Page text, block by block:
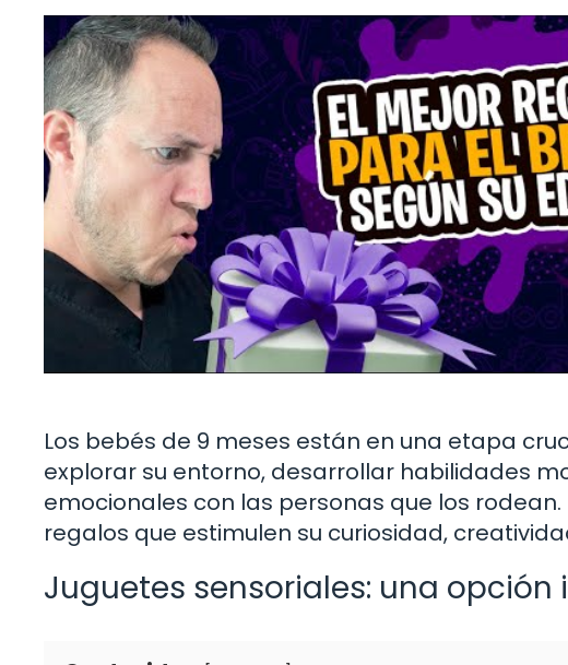
Los bebés de 9 meses están en una etapa
explorar su entorno, desarrollar habilidades
emocionales con las personas que los
regalos que estimulen su curiosidad,
Juguetes sensoriales: una